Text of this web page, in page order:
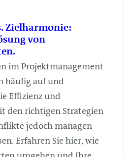
Zielharmonie:
von
im Projektmanagement
häufig auf und
Effizienz und
den richtigen Strategien
jedoch managen
Erfahren Sie hier, wie